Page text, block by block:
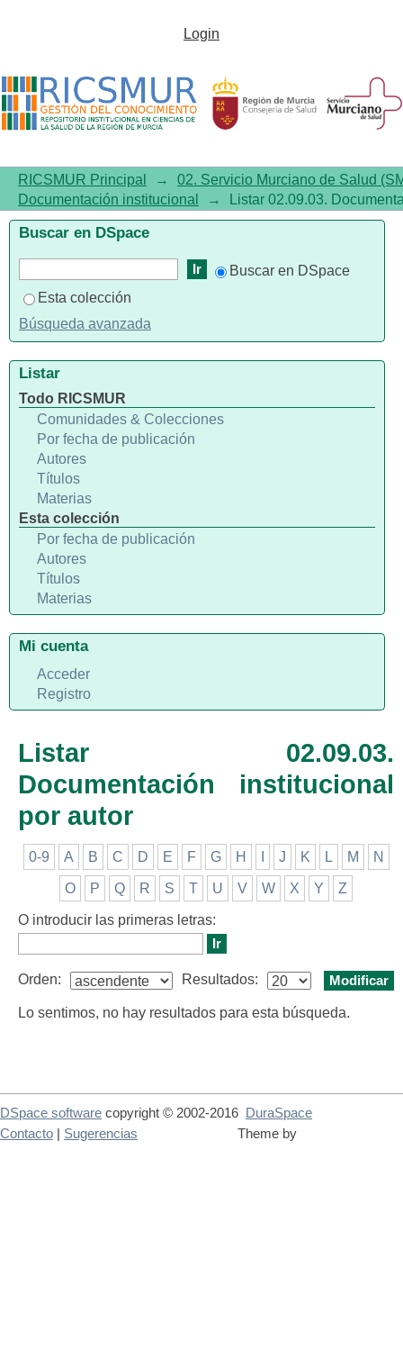
Listar 02.09.03. Documentación
Login
RICSMUR Principal →
02. Servicio Murciano de Salud
Documentación institucional
→ Listar 02.09.03.
Listar 02.09.03.
Documentación institucional
por autor
0-9 A B C D E F G H J K L M N
O P Q R S T U V W X Y Z
O introducir las primeras letras:
Orden: Resultados:
Lo sentimos, no hay resultados para esta búsqueda.
Buscar en DSpace
Buscar en DSpace
Esta colección
Búsqueda avanzada
Listar
Todo RICSMUR
Comunidades & Colecciones
Por fecha de publicación
Autores
Títulos
Materias
Esta colección
Por fecha de publicación
Autores
Títulos
Materias
Mi cuenta
Acceder
Registro
DSpace software copyright © 2002-2016
DuraSpace
Theme by
Contacto Sugerencias